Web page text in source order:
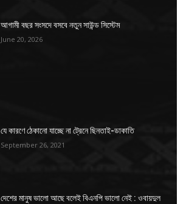
আগামী বছর সংসদে বসবে নতুন সাউন্ড সিস্টেম
June 20, 2026
যে কারণে ঠেকানো যাচ্ছে না ট্রেনে ছিনতাই-ডাকাতি
September 26, 2021
দেশের মানুষ ভালো আছে বলেই বিএনপি ভালো নেই : ওবায়দুল